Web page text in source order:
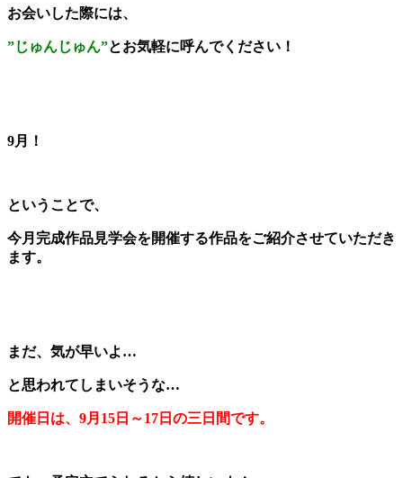
お会いした際には、
”じゅんじゅん”とお気軽に呼んでください！
9月！
ということで、
今月完成作品見学会を開催する作品をご紹介させていただき
ます。
まだ、気が早いよ…
と思われてしまいそうな…
開催日は、9月15日～17日の三日間です。